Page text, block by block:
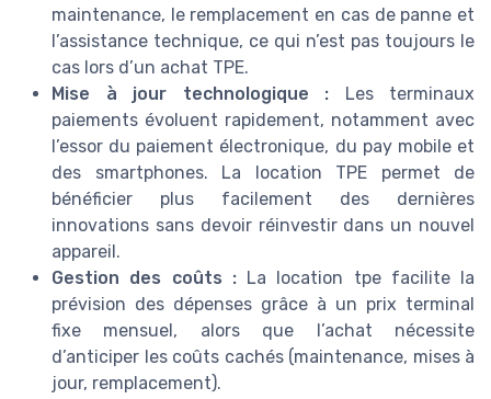
maintenance, le remplacement en cas de panne et
l’assistance technique, ce qui n’est pas toujours le
cas lors d’un achat TPE.
Mise à jour technologique : Les terminaux
paiements évoluent rapidement, notamment avec
l’essor du paiement électronique, du pay mobile et
des smartphones. La location TPE permet de
bénéficier plus facilement des dernières
innovations sans devoir réinvestir dans un nouvel
appareil.
Gestion des coûts :La location tpe facilite la
prévision des dépenses grâce à un prix terminal
fixe mensuel, alors que l’achat nécessite
d’anticiper les coûts cachés (maintenance, mises à
jour, remplacement).